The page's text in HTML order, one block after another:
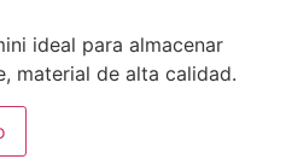
ideal para almacenar
material de alta calidad.